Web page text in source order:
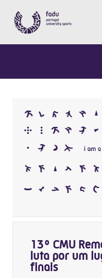
13º CMU
luta por um
finais